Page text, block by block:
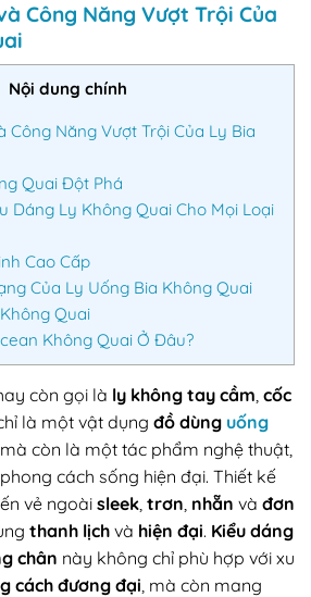
Công Năng Vượt Trội Của
Nội dung chính
Công Năng Vượt Trội Của Ly Bia
Quai Đột Phá
Dáng Ly Không Quai Cho Mọi Loại
Cao Cấp
Của Ly Uống Bia Không Quai
Quai
Không Quai Ở Đâu?
còn gọi là ly không tay cầm, cốc
là một vật dụng đồ dùng uống
còn là một tác phẩm nghệ thuật,
cách sống hiện đại. Thiết kế
vẻ ngoài sleek, trơn, nhẵn và đơn
thanh lịch và hiện đại. Kiểu dáng
chân này không chỉ phù hợp với xu
cách đương đại, mà còn mang